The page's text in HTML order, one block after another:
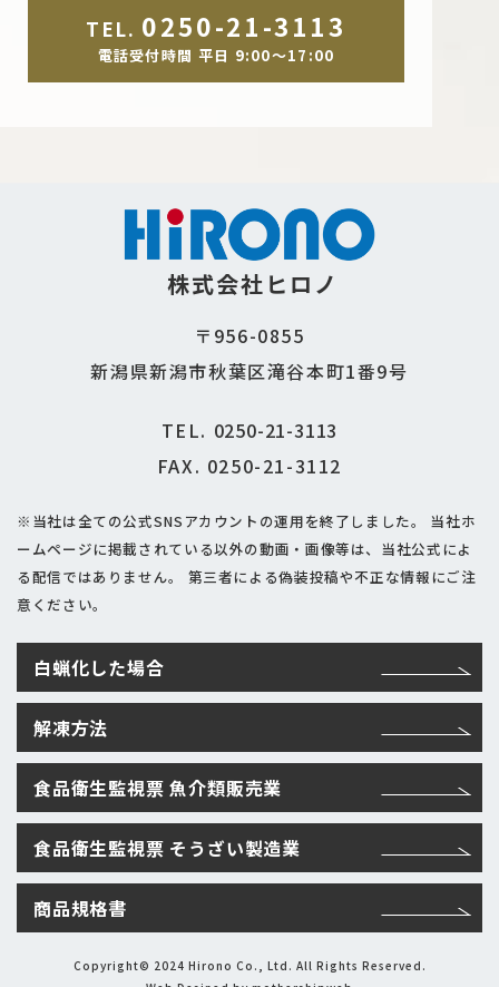
TEL. 0250-21-3113
電話受付時間 平日 9:00～17:00
株式会社ヒロノ
〒956-0855
新潟県新潟市秋葉区滝谷本町1番9号
TEL. 0250-21-3113
FAX. 0250-21-3112
※当社は全ての公式SNSアカウントの運用を終了しました。
当社ホ
ームページに掲載されている以外の動画・画像等は、当社公式によ
る配信ではありません。
第三者による偽装投稿や不正な情報にご注
意ください。
白蝋化した場合
解凍方法
食品衛生監視票 魚介類販売業
食品衛生監視票 そうざい製造業
商品規格書
Copyright© 2024 Hirono Co., Ltd. All Rights Reserved.